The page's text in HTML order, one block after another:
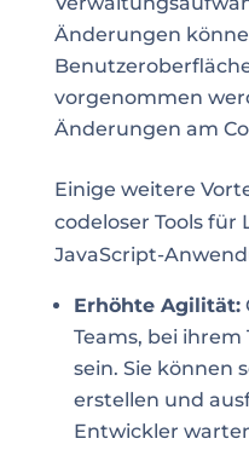
Änderungen
vorgenommen
Änderungen am
Einige weitere
codeloser Tools für
JavaScript-
Erhöhte Agilität:
Teams, bei ihrem
sein. Sie können
erstellen und
Entwickler